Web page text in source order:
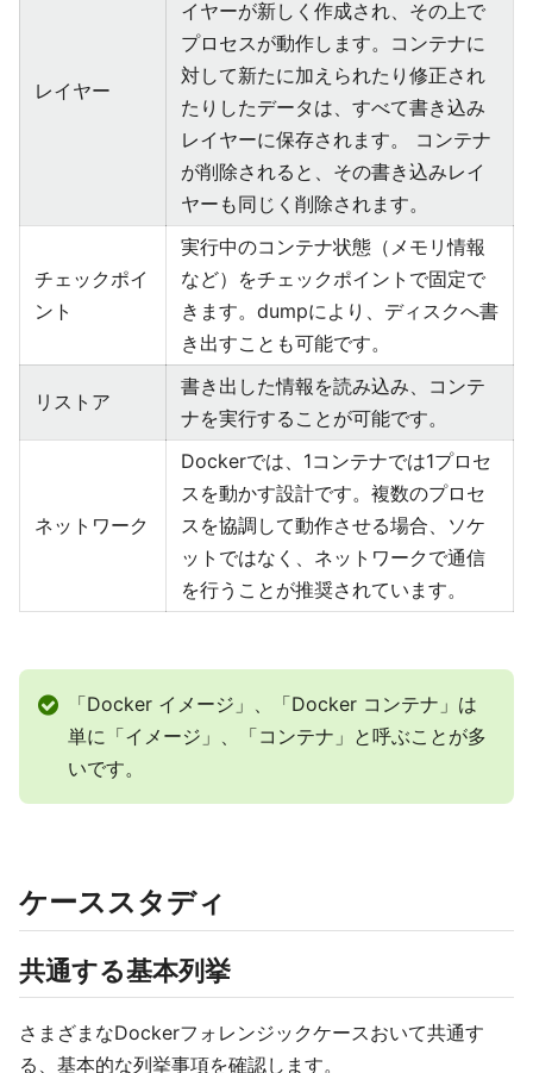
レイヤー
イヤーが新しく作成され、その上で
プロセスが動作します。コンテナに
対して新たに加えられたり修正され
たりしたデータは、すべて書き込み
レイヤーに保存されます。 コンテナ
が削除されると、その書き込みレイ
ヤーも同じく削除されます。
チェックポイ
ント
実行中のコンテナ状態（メモリ情報
など）をチェックポイントで固定で
きます。dumpにより、ディスクへ書
き出すことも可能です。
リストア
書き出した情報を読み込み、コンテ
ナを実行することが可能です。
ネットワーク
Dockerでは、1コンテナでは1プロセ
スを動かす設計です。複数のプロセ
スを協調して動作させる場合、ソケ
ットではなく、ネットワークで通信
を行うことが推奨されています。
「Docker イメージ」、「Docker コンテナ」は
単に「イメージ」、「コンテナ」と呼ぶことが多
いです。
ケーススタディ
共通する基本列挙
さまざまなDockerフォレンジックケースおいて共通す
る、基本的な列挙事項を確認します。